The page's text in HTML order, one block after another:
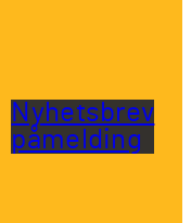
Nyhetsbrev
påmelding